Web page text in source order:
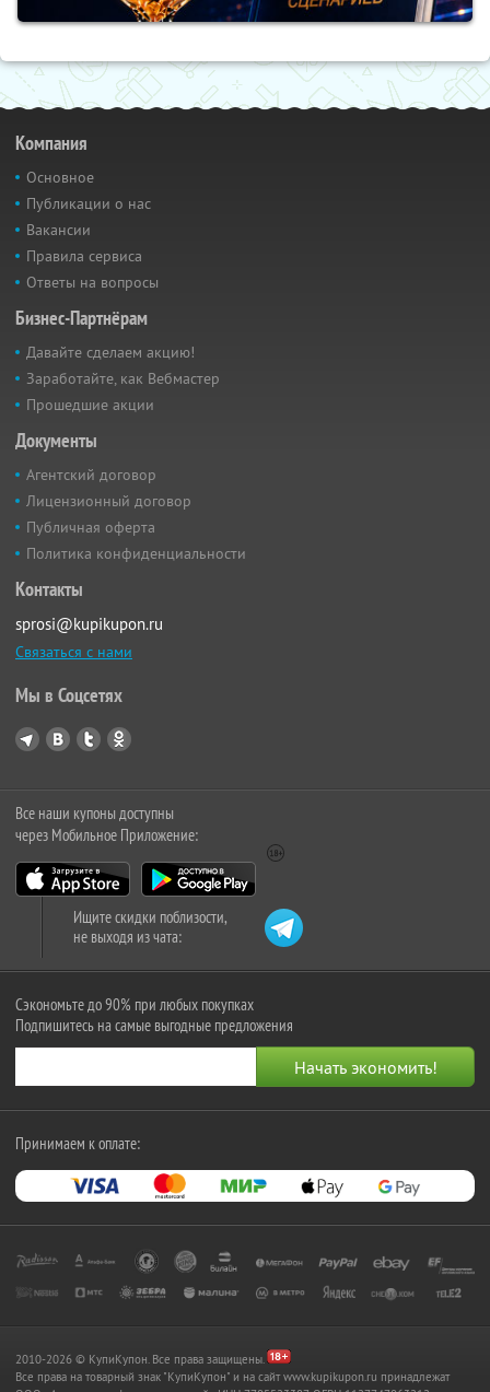
Компания
Основное
Публикации о нас
Вакансии
Правила сервиса
Ответы на вопросы
Бизнес-Партнёрам
Давайте сделаем акцию!
Заработайте, как Вебмастер
Прошедшие акции
Документы
Агентский договор
Лицензионный договор
Публичная оферта
Политика конфиденциальности
Контакты
sprosi@kupikupon.ru
Связаться с нами
Мы в Соцсетях
Все наши купоны доступны
через Мобильное Приложение:
Ищите скидки поблизости,
не выходя из чата:
Сэкономьте до 90% при любых покупках
Подпишитесь на самые выгодные предложения
Принимаем к оплате:
2010-2026 © КупиКупон. Все права защищены.
Все права на товарный знак "КупиКупон" и на сайт www.kupikupon.ru принадлежат